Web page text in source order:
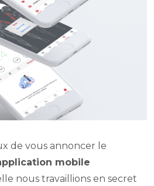
de vous annoncer le
mobile
nous travaillions en secret